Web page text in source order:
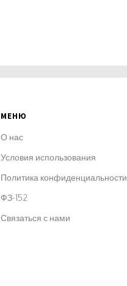
МЕНЮ
О нас
Условия использования
Политика конфиденциальности
ФЗ-152
Связаться с нами